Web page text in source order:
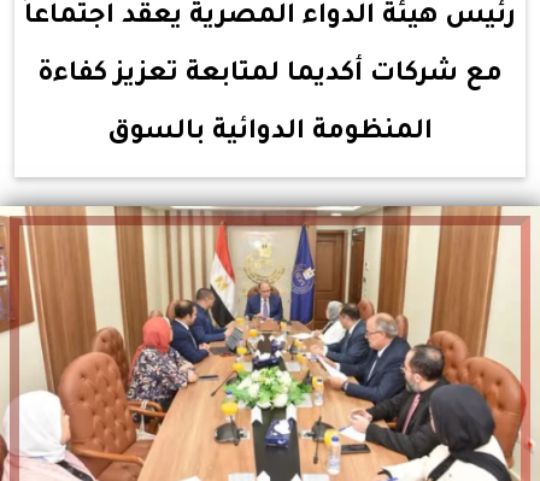
رئيس هيئة الدواء المصرية يعقد اجتماعاً
مع شركات أكديما لمتابعة تعزيز كفاءة
المنظومة الدوائية بالسوق